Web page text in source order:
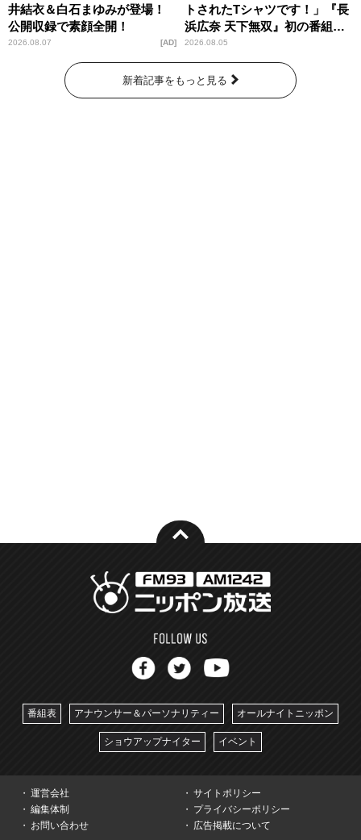
井結衣＆白石まゆみが登場！
公開収録で素顔全開！
2026.08.07 AD
トされたTシャツです！」『長
浜広奈 天下無双』初の番組グ
ッズ発売
2026.08.05
新着記事をもっと見る
番組表 アナウンサー＆パーソナリティー オールナイトニッポン
ショウアップナイター イベント
運営会社
サイトポリシー
編集体制
プライバシーポリシー
お問い合わせ
広告掲載について